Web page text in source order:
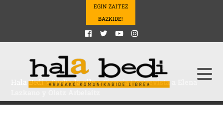
EGIN ZAITEZ
BAZKIDE!
Hala Bedi>Suelta la olla>Ciencia | Entrevista a Elena